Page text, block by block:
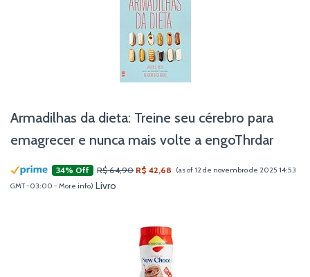
Armadilhas da dieta: Treine seu cérebro para
emagrecer e nunca mais volte a engoThrdar
34% Off R$ 64,90 R$ 42,68
(as of 12 de novembro de 2025 14:53
GMT -03:00 - More info) Livro